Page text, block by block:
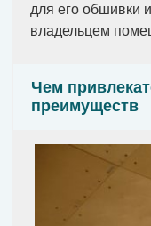
для его обшивки
владельцем
Чем
преимуществ